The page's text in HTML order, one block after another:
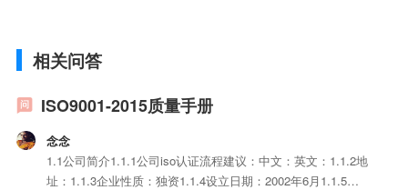
相关问答
ISO9001-2015质量手册
念念
1.1公司简介1.1.1公司iso认证流程建议：中文：英文：1.1.2地
址：1.1.3企业性质：独资1.1.4设立日期：2002年6月1.1.5投